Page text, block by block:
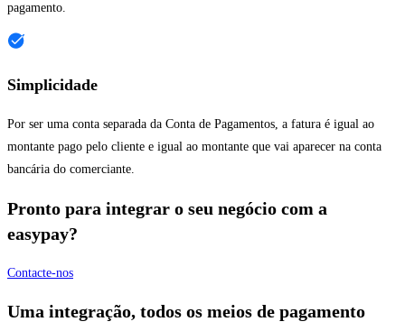
pagamento.
Simplicidade
Por ser uma conta separada da Conta de Pagamentos, a fatura é igual ao
montante pago pelo cliente e igual ao montante que vai aparecer na conta
bancária do comerciante.
Pronto para integrar o seu negócio com a
easypay?
Contacte-nos
Uma integração, todos os meios de pagamento